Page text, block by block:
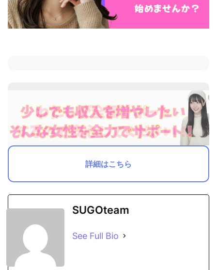
詳細はこちら
SUGOteam
See Full Bio